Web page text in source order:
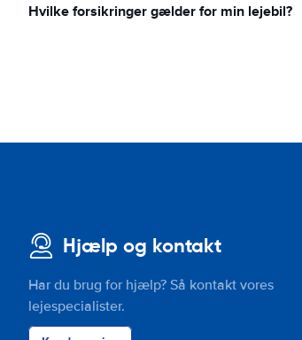
Hvilke forsikringer gælder for min lejebil?
Hjælp og kontakt
Har du brug for hjælp? Så kontakt vores
lejespecialister.